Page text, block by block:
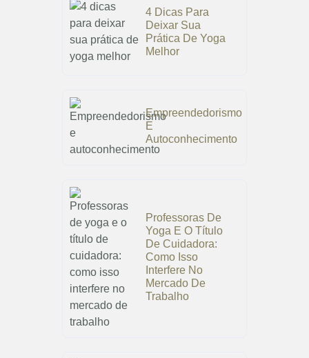
4 Dicas Para
Deixar Sua
Prática De Yoga
Melhor
Empreendedorismo
E
Autoconhecimento
Professoras De
Yoga E O Título
De Cuidadora:
Como Isso
Interfere No
Mercado De
Trabalho